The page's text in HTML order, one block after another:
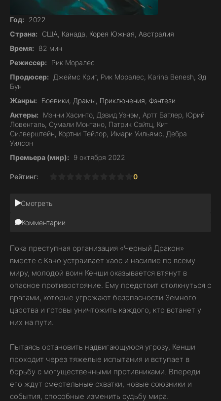
Год:
2022
Страна:
США, Канада, Корея Южная, Австралия
Время:
82 мин
Режиссер:
Рик Моралес
Продюсер:
Джеймс Криг, Рик Моралес, Karina Benesh, Эд
Бун
Жанры:
Боевики, Драмы, Приключения, Фэнтези
Актеры:
Мэнни Хасинто, Дэвид Уэнэм, Артт Батлер, Юрий
Ловенталь, Сумали Монтано, Патрик Сэйтц, Кит
Силверштейн, Кортни Тейлор, Имари Уильямс, Дебра
Уилсон
Премьера (мир):
9 октября 2022
Рейтинг:
2 3 4 5 0
Смотреть
Комментарии
Пока преступная организация «Черный Дракон»
вместе с Кано устраивает хаос и насилие по всему
миру, молодой воин Кенши оказывается втянут в
опасное противостояние. Ему предстоит столкнуться с
врагами, которые угрожают безопасности Земного
царства и готовы уничтожить каждого, кто встанет у
них на пути.
Пытаясь остановить надвигающуюся угрозу, Кенши
проходит через тяжелые испытания и вступает в
борьбу с могущественными противниками. Впереди
его ждут смертельные схватки, новые союзники и
события, способные изменить судьбу мира.